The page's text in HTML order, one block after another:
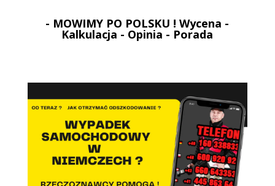
- MOWIMY PO POLSKU ! Wycena -
Kalkulacja - Opinia - Porada